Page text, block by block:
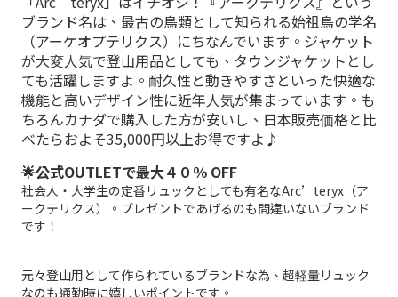
ブランド名は、最古の鳥類として知られる始祖鳥の学名
（アーケオプテリクス）にちなんでいます。ジャケット
が大変人気で登山用品としても、タウンジャケットとし
ても活躍しますよ。耐久性と動きやすさといった快適な
機能と高いデザイン性に近年人気が集まっています。も
ちろんカナダで購入した方が安いし、日本販売価格と比
べたらおよそ35,000円以上お得ですよ♪
🌟公式OUTLETで最大４０％ OFF
社会人・大学生の定番リュックとしても有名なArc’teryx（ア
ークテリクス）。プレゼントであげるのも間違いないブランド
です！
元々登山用として作られているブランドな為、超軽量リュック
なのも通勤時に嬉しいポイントです。